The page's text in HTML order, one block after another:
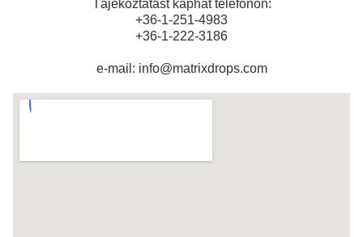
Tájékoztatást kaphat telefonon:
+36-1-251-4983
+36-1-222-3186
e-mail: info@matrixdrops.com